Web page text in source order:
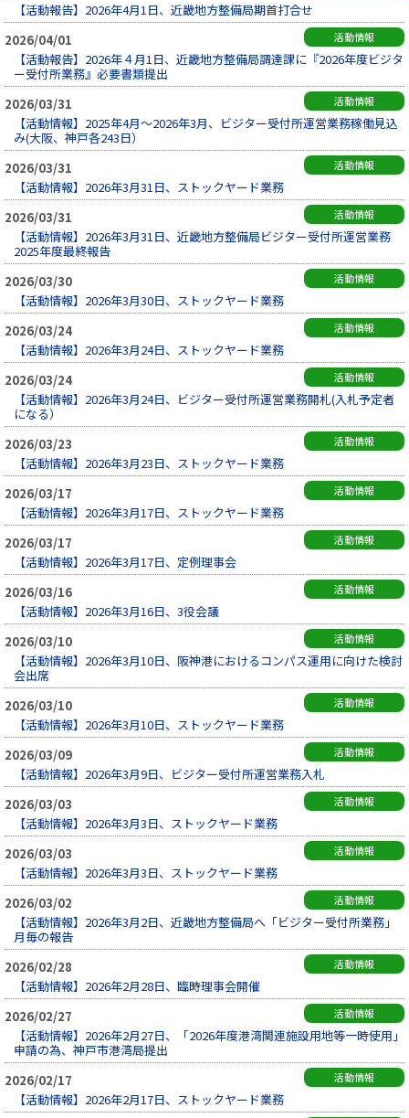
【活動報告】2026年4月1日、近畿地方整備局期首打合せ
2026/04/01
活動情報
【活動報告】2026年４月1日、近畿地方整備局調達課に『2026年度ビジタ
ー受付所業務』必要書類提出
2026/03/31
活動情報
【活動情報】2025年4月～2026年3月、ビジター受付所運営業務稼働見込
み(大阪、神戸各243日）
2026/03/31
活動情報
【活動情報】2026年3月31日、ストックヤード業務
2026/03/31
活動情報
【活動情報】2026年3月31日、近畿地方整備局ビジター受付所運営業務
2025年度最終報告
2026/03/30
活動情報
【活動情報】2026年3月30日、ストックヤード業務
2026/03/24
活動情報
【活動情報】2026年3月24日、ストックヤード業務
2026/03/24
活動情報
【活動情報】2026年3月24日、ビジター受付所運営業務開札(入札予定者
になる）
2026/03/23
活動情報
【活動情報】2026年3月23日、ストックヤード業務
2026/03/17
活動情報
【活動情報】2026年3月17日、ストックヤード業務
2026/03/17
活動情報
【活動情報】2026年3月17日、定例理事会
2026/03/16
活動情報
【活動情報】2026年3月16日、3役会議
2026/03/10
活動情報
【活動情報】2026年3月10日、阪神港におけるコンパス運用に向けた検討
会出席
2026/03/10
活動情報
【活動情報】2026年3月10日、ストックヤード業務
2026/03/09
活動情報
【活動情報】2026年3月9日、ビジター受付所運営業務入札
2026/03/03
活動情報
【活動情報】2026年3月3日、ストックヤード業務
2026/03/03
活動情報
【活動情報】2026年3月3日、ストックヤード業務
2026/03/02
活動情報
【活動情報】2026年3月2日、近畿地方整備局へ「ビジター受付所業務」
月毎の報告
2026/02/28
活動情報
【活動情報】2026年2月28日、臨時理事会開催
2026/02/27
活動情報
【活動情報】2026年2月27日、「2026年度港湾関連施設用地等一時使用」
申請の為、神戸市港湾局提出
2026/02/17
活動情報
【活動情報】2026年2月17日、ストックヤード業務